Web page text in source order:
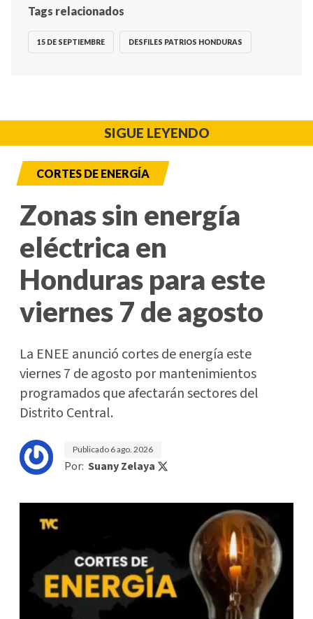
Tags relacionados
15 DE SEPTIEMBRE DESFILES PATRIOS HONDURAS
SIGUE LEYENDO
CORTES DE ENERGÍA
Zonas sin energía
eléctrica en
Honduras para este
viernes 7 de agosto
La ENEE anunció cortes de energía este
viernes 7 de agosto por mantenimientos
programados que afectarán sectores del
Distrito Central.
Publicado 6 ago. 2026
Por: Suany Zelaya